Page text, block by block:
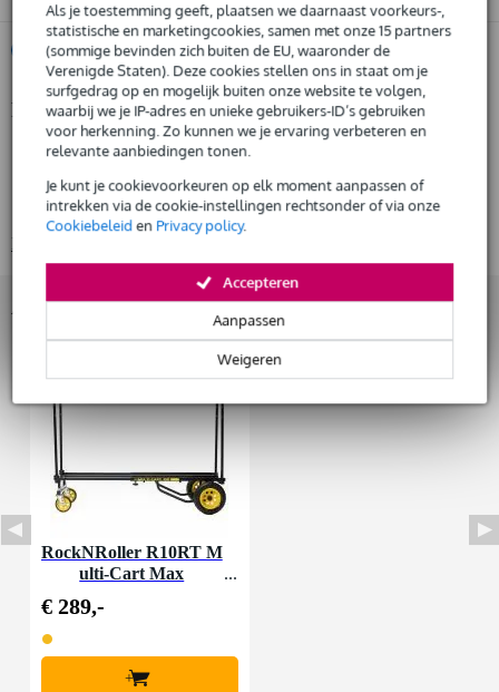
Als je toestemming geeft, plaatsen we daarnaast voorkeurs-,
statistische en marketingcookies, samen met onze 15 partners
(sommige bevinden zich buiten de EU, waaronder de
Verenigde Staten). Deze cookies stellen ons in staat om je
surfgedrag op en mogelijk buiten onze website te volgen,
waarbij we je IP-adres en unieke gebruikers-ID’s gebruiken
voor herkenning. Zo kunnen we je ervaring verbeteren en
relevante aanbiedingen tonen.
Je kunt je cookievoorkeuren op elk moment aanpassen of
intrekken via de cookie-instellingen rechtsonder of via onze
Cookiebeleiden Privacy policy.
Weigeren
Aanpassen
Accepteren
Huur dit product
Huur dit product al vanaf 22 euro per maand
Huur meerdere producten tegelijk: min. € 300,- en max.
€ 2.500,-
Gratisthuisbezorgd of op te halen in de winkel
Al na 4 maanden maandelijks opzegbaar
De mogelijkheid om je product(en) met korting te kopen
Productinformatie
Doughty T45901
H-frame klein
draagvermogen: TUV-gekeurd tot 200 kg
Accessoires (1)
RockNRoller R10RT M
ulti-Cart Max
€ 289,-
+